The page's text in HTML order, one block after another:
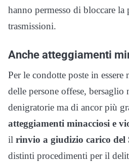
hanno permesso di bloccare la
trasmissioni.
Anche atteggiamenti
Per le condotte poste in
delle persone offese,
denigratorie ma di ancor più
atteggiamenti minacciosi e
il rinvio a giudizio carico del
distinti procedimenti per il